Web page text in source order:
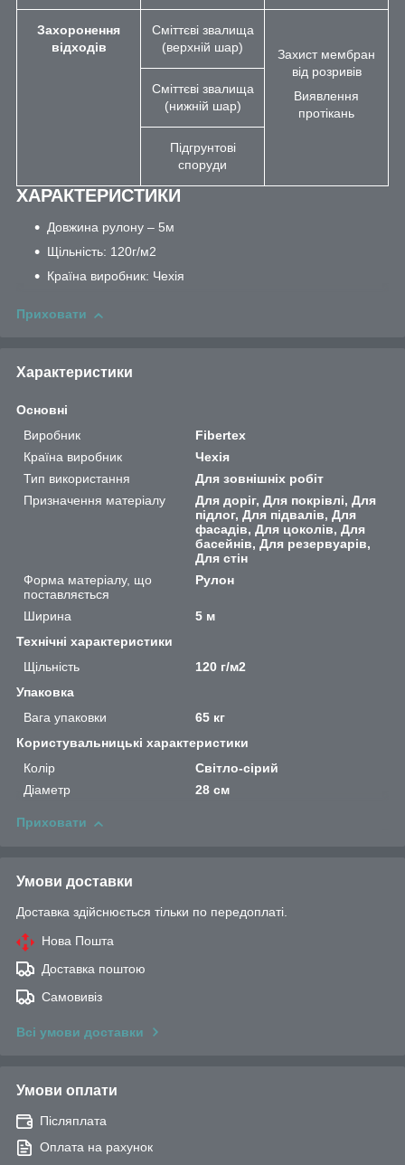
Захоронення
відходів
Сміттєві звалища
(верхній шар)
Захист мембран
від розривів
Виявлення
протікань
Сміттєві звалища
(нижній шар)
Підгрунтові
споруди
ХАРАКТЕРИСТИКИ
Довжина рулону – 5м
Щільність: 120г/м2
Країна виробник: Чехія
Приховати
Характеристики
Основні
Виробник
Fibertex
Країна виробник
Чехія
Тип використання
Для зовнішніх робіт
Призначення матеріалу
Для доріг, Для покрівлі, Для
підлог, Для підвалів, Для
фасадів, Для цоколів, Для
басейнів, Для резервуарів,
Для стін
Форма матеріалу, що
поставляється
Рулон
Ширина
5 м
Технічні характеристики
Щільність
120 г/м2
Упаковка
Вага упаковки
65 кг
Користувальницькі характеристики
Колір
Світло-сірий
Діаметр
28 см
Приховати
Умови доставки
Доставка здійснюється тільки по передоплаті.
Нова Пошта
Доставка поштою
Самовивіз
Всі умови доставки
Умови оплати
Післяплата
Оплата на рахунок